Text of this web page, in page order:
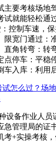
主要考核场地
试就能轻松通
控制车速，
限宽门通过：
直角转弯：转
点停车：平稳
车入库：利用
试怎么过？场
设备作业人员
急管理局的证
考+实操考核